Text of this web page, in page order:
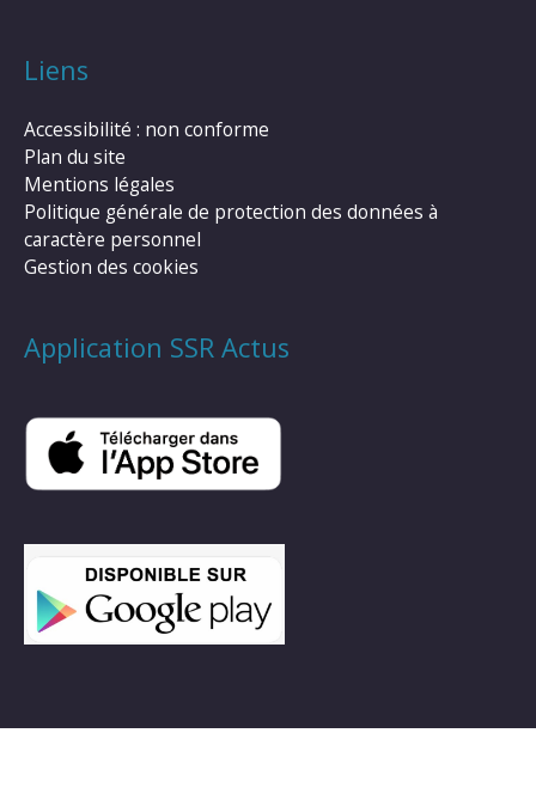
Liens
Accessibilité : non conforme
Plan du site
Mentions légales
Politique générale de protection des données à
caractère personnel
Gestion des cookies
Application SSR Actus